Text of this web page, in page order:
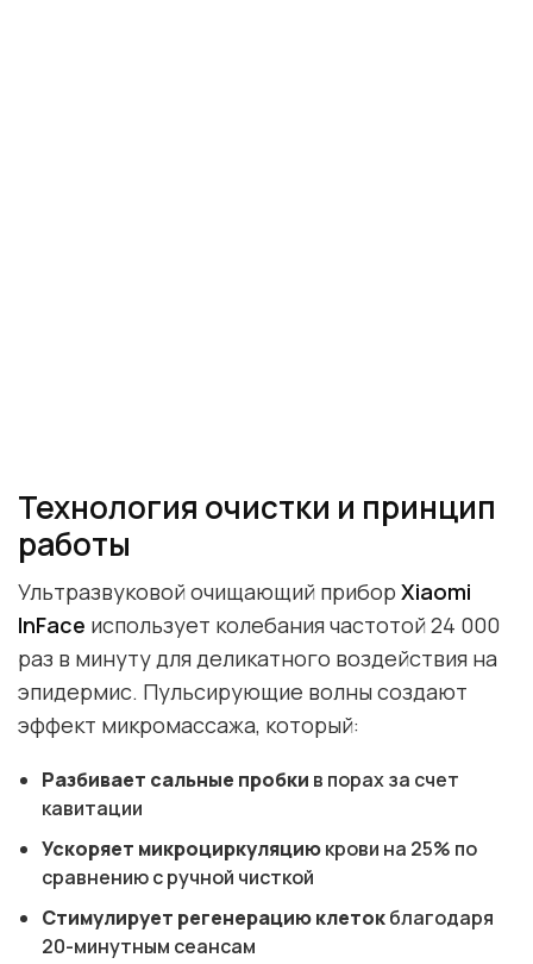
Технология очистки и принцип
работы
Ультразвуковой очищающий прибор Xiaomi
InFace использует колебания частотой 24 000
раз в минуту для деликатного воздействия на
эпидермис. Пульсирующие волны создают
эффект микромассажа, который:
Разбивает сальные пробки в порах за счет
кавитации
Ускоряет микроциркуляциюкрови на 25% по
сравнению с ручной чисткой
Стимулирует регенерацию клетокблагодаря
20-минутным сеансам